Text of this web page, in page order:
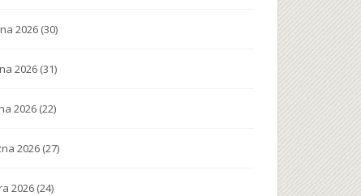
2026 (30)
2026 (31)
2026 (22)
2026 (27)
2026 (24)